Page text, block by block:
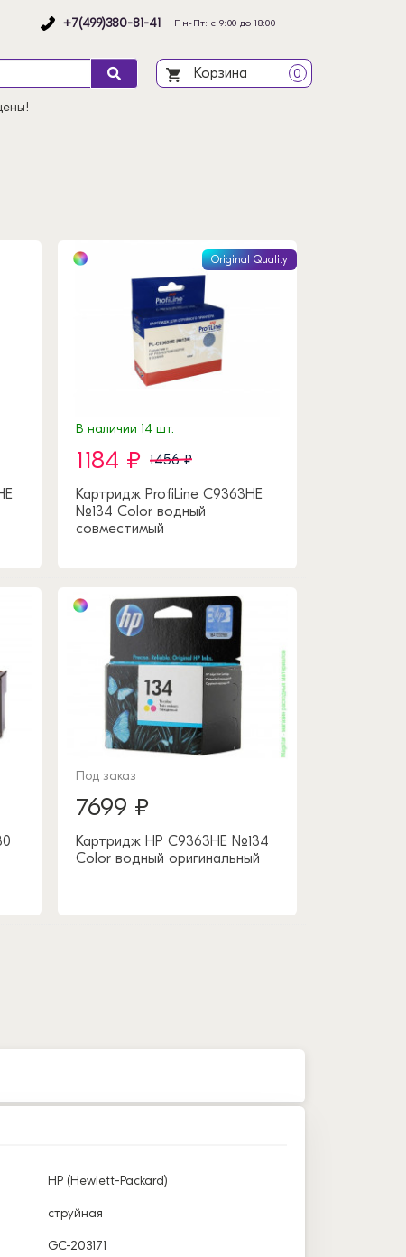
+7(499)380-81-41 Пн-Пт: с 9:00 до 18:00
Корзина 0
Original Quality
В наличии 14 шт.
1184 ₽ 1456 ₽
Картридж ProfiLine C9363HE
№134 Color водный
совместимый
Под заказ
7699 ₽
Картридж HP C9363HE №134
Color водный оригинальный
HP (Hewlett-Packard)
струйная
GC-203171